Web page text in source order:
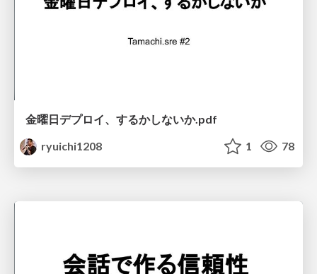
金曜日デプロイ、するかしないか.pdf
ryuichi1208
1 78